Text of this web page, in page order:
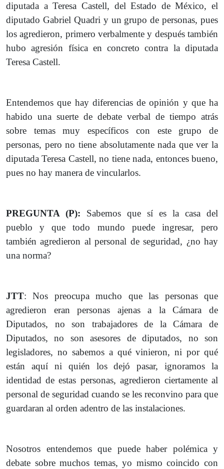
diputada a Teresa Castell, del Estado de México, el
diputado Gabriel Quadri y un grupo de personas, pues
los agredieron, primero verbalmente y después también
hubo agresión física en concreto contra la diputada
Teresa Castell.
Entendemos que hay diferencias de opinión y que ha
habido una suerte de debate verbal de tiempo atrás
sobre temas muy específicos con este grupo de
personas, pero no tiene absolutamente nada que ver la
diputada Teresa Castell, no tiene nada, entonces bueno,
pues no hay manera de vincularlos.
PREGUNTA (P): Sabemos que sí es la casa del
pueblo y que todo mundo puede ingresar, pero
también agredieron al personal de seguridad, ¿no hay
una norma?
JTT: Nos preocupa mucho que las personas que
agredieron eran personas ajenas a la Cámara de
Diputados, no son trabajadores de la Cámara de
Diputados, no son asesores de diputados, no son
legisladores, no sabemos a qué vinieron, ni por qué
están aquí ni quién los dejó pasar, ignoramos la
identidad de estas personas, agredieron ciertamente al
personal de seguridad cuando se les reconvino para que
guardaran al orden adentro de las instalaciones.
Nosotros entendemos que puede haber polémica y
debate sobre muchos temas, yo mismo coincido con